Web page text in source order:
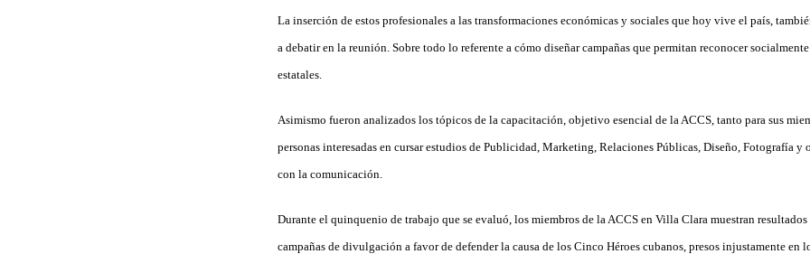
La inserción de estos profesionales a las transformaciones económicas y sociales que hoy vive el país,
a debatir en la reunión. Sobre todo lo referente a cómo diseñar campañas que permitan reconocer
estatales.
Asimismo fueron analizados los tópicos de la capacitación, objetivo esencial de la ACCS, tanto para sus
personas interesadas en cursar estudios de Publicidad, Marketing, Relaciones Públicas, Diseño, Fotografía y
con la comunicación.
Durante el quinquenio de trabajo que se evaluó, los miembros de la ACCS en Villa Clara muestran
campañas de divulgación a favor de defender la causa de los Cinco Héroes cubanos, presos injustamente en